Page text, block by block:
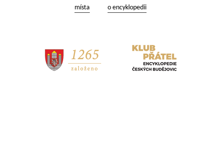
místa o encyklopedii